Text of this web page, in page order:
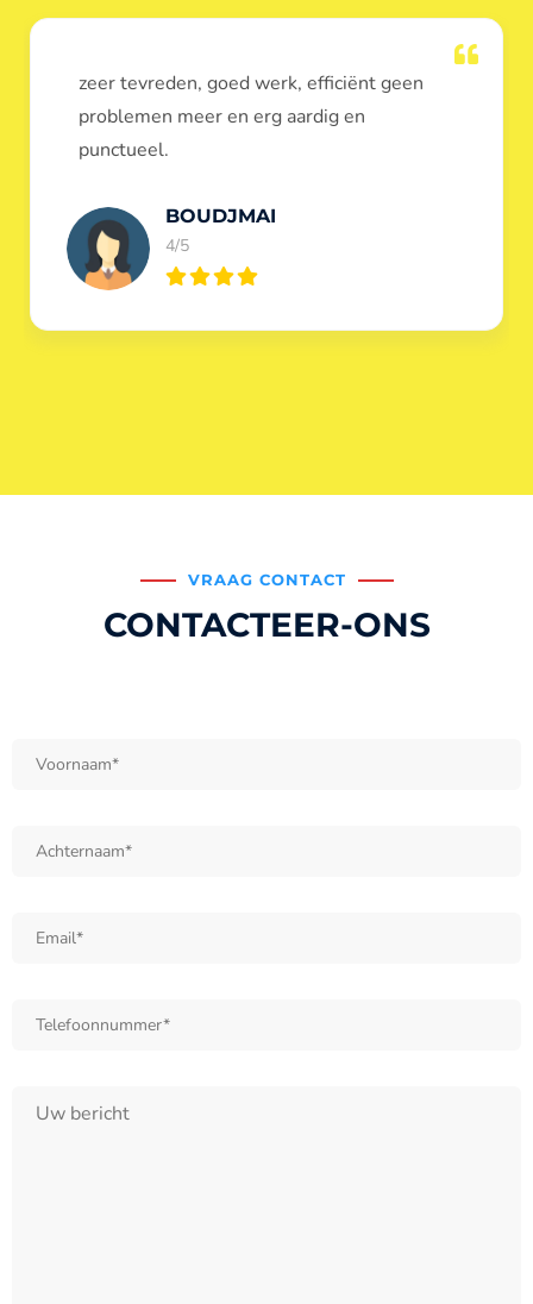
Dank u voor de ontstopping van wc, werd
heel goed uitgevoerd, door de loodgieters
ontstoppers services janssens.
Eric Garfield
5/5
VRAAG CONTACT
CONTACTEER-ONS